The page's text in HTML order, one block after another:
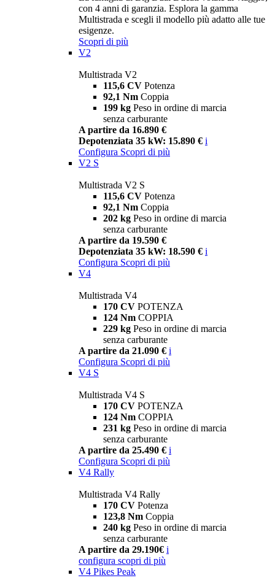
con 4 anni di garanzia. Esplora la gamma
Multistrada e scegli il modello più adatto alle tue
esigenze.
Scopri di più
V2
Multistrada V2
115,6 CV Potenza
92,1 Nm Coppia
199 kg Peso in ordine di marcia
senza carburante
A partire da 16.890 €
Depotenziata 35 kW: 15.890 € i
Configura Scopri di più
V2 S
Multistrada V2 S
115,6 CV Potenza
92,1 Nm Coppia
202 kg Peso in ordine di marcia
senza carburante
A partire da 19.590 €
Depotenziata 35 kW: 18.590 € i
Configura Scopri di più
V4
Multistrada V4
170 CV POTENZA
124 Nm COPPIA
229 kg Peso in ordine di marcia
senza carburante
A partire da 21.090 € i
Configura Scopri di più
V4 S
Multistrada V4 S
170 CV POTENZA
124 Nm COPPIA
231 kg Peso in ordine di marcia
senza carburante
A partire da 25.490 € i
Configura Scopri di più
V4 Rally
Multistrada V4 Rally
170 CV Potenza
123,8 Nm Coppia
240 kg Peso in ordine di marcia
senza carburante
A partire da 29.190€ i
configura scopri di più
V4 Pikes Peak